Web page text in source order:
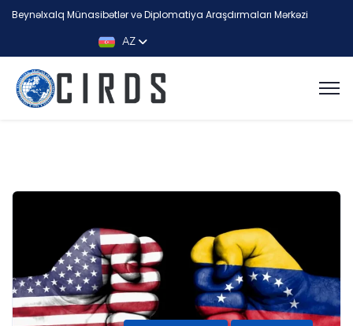
Beynəlxalq Münasibətlər və Diplomatiya Araşdırmaları Mərkəzi
AZ